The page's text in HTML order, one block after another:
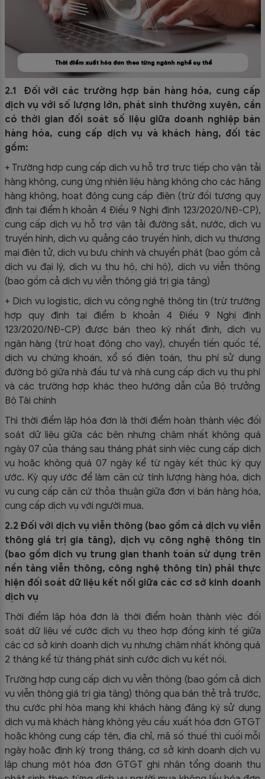
2.1 Đối với các trường hợp bán hàng hóa, cung cấp
dịch vụ với số lượng lớn, phát sinh thường xuyên, cần
có thời gian đối soát số liệu giữa doanh nghiệp bán
hàng hóa, cung cấp dịch vụ và khách hàng, đối tác
gồm:
+ Trường hợp cung cấp dịch vụ hỗ trợ trực tiếp cho vận tải
hàng không, cung ứng nhiên liệu hàng không cho các hãng
hàng không, hoạt động cung cấp điện (trừ đối tượng quy
định tại điểm h khoản 4 Điều 9 Nghị định 123/2020/NĐ-CP),
cung cấp dịch vụ hỗ trợ vận tải đường sắt, nước, dịch vụ
truyền hình, dịch vụ quảng cáo truyền hình, dịch vụ thương
mại điện tử, dịch vụ bưu chính và chuyển phát (bao gồm cả
dịch vụ đại lý, dịch vụ thu hộ, chi hộ), dịch vụ viễn thông
(bao gồm cả dịch vụ viễn thông giá trị gia tăng)
+ Dịch vụ logistic, dịch vụ công nghệ thông tin (trừ trường
hợp quy định tại điểm b khoản 4 Điều 9 Nghị định
123/2020/NĐ-CP) được bán theo kỳ nhất định, dịch vụ
ngân hàng (trừ hoạt động cho vay), chuyển tiền quốc tế,
dịch vụ chứng khoán, xổ số điện toán, thu phí sử dụng
đường bộ giữa nhà đầu tư và nhà cung cấp dịch vụ thu phí
và các trường hợp khác theo hướng dẫn của Bộ trưởng
Bộ Tài chính
Thì thời điểm lập hóa đơn là thời điểm hoàn thành việc đối
soát dữ liệu giữa các bên nhưng chậm nhất không quá
ngày 07 của tháng sau tháng phát sinh việc cung cấp dịch
vụ hoặc không quá 07 ngày kể từ ngày kết thúc kỳ quy
ước. Kỳ quy ước để làm căn cứ tính lượng hàng hóa, dịch
vụ cung cấp căn cứ thỏa thuận giữa đơn vị bán hàng hóa,
cung cấp dịch vụ với người mua.
2.2 Đối với dịch vụ viễn thông (bao gồm cả dịch vụ viễn
thông giá trị gia tăng), dịch vụ công nghệ thông tin
(bao gồm dịch vụ trung gian thanh toán sử dụng trên
nền tảng viễn thông, công nghệ thông tin) phải thực
hiện đối soát dữ liệu kết nối giữa các cơ sở kinh doanh
dịch vụ
Thời điểm lập hóa đơn là thời điểm hoàn thành việc đối
soát dữ liệu về cước dịch vụ theo hợp đồng kinh tế giữa
các cơ sở kinh doanh dịch vụ nhưng chậm nhất không quá
2 tháng kể từ tháng phát sinh cước dịch vụ kết nối.
Trường hợp cung cấp dịch vụ viễn thông (bao gồm cả dịch
vụ viễn thông giá trị gia tăng) thông qua bán thẻ trả trước,
thu cước phí hòa mạng khi khách hàng đăng ký sử dụng
dịch vụ mà khách hàng không yêu cầu xuất hóa đơn GTGT
hoặc không cung cấp tên, địa chỉ, mã số thuế thì cuối mỗi
ngày hoặc định kỳ trong tháng, cơ sở kinh doanh dịch vụ
lập chung một hóa đơn GTGT ghi nhận tổng doanh thu